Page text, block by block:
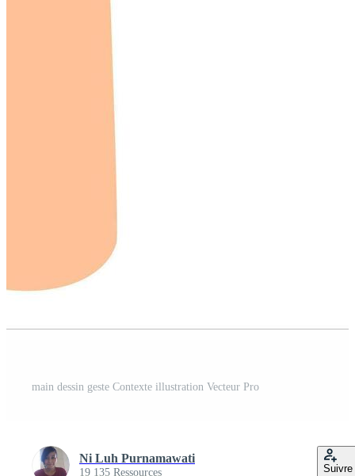
main dessin geste Contexte illustration Vecteur Pro
Ni Luh Purnamawati
19 135 Ressources Suivre